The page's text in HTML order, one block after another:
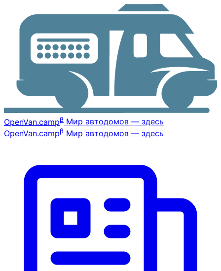
OpenVan.campβ Мир автодомов — здесь
OpenVan.campβ Мир автодомов — здесь